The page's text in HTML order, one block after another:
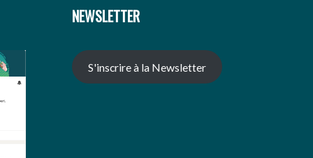
NEWSLETTER
S'inscrire à la Newsletter